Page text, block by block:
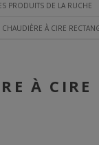
PRODUITS DE LA RUCHE
CHAUDIÈRE À CIRE
À CIRE